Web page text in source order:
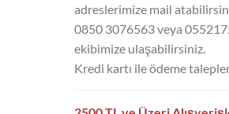
adreslerimize mail
0850 3076563 veya
ekibimize ulaşabilirsiniz.
Kredi kartı ile ödeme